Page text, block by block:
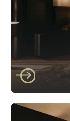
Faber
Faber E-
III